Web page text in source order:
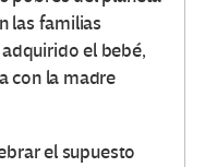
las familias
el bebé,
con la madre
el supuesto